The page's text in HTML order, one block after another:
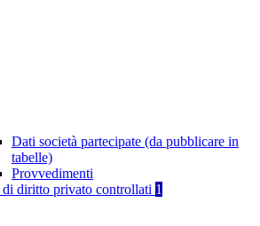
Dati società partecipate (da pubblicare in
tabelle)
Provvedimenti
diritto privato controllati 1